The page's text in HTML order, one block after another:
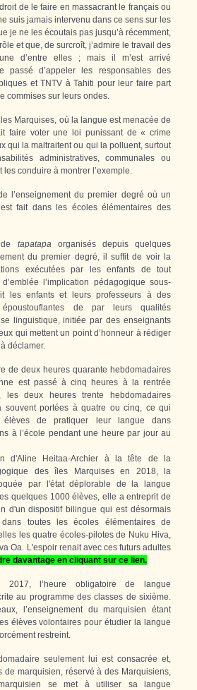
de le faire en massacrant le français ou
suis jamais intervenu dans ce sens sur les
je ne les écoutais pas jusqu’à récemment,
et que, de surcroît, j’admire le travail des
d’entre elles ; mais il m’est arrivé
passé d’appeler les responsables des
et TNTV à Tahiti pour leur faire part
commises sur leurs ondes.
Marquises, où la langue est menacée de
faire voter une loi punissant de « crime
qui la maltraitent ou qui la polluent, surtout
administratives, communales ou
conduire à montrer l’exemple.
l’enseignement du premier degré où un
fait dans les écoles élémentaires des
tapatapaorganisés depuis quelques
du premier degré, il suffit de voir la
exécutées par les enfants de tout
l’implication pédagogique sous-
les enfants et leurs professeurs à des
époustouflantes de par leurs qualités
linguistique, initiée par des enseignants
qui mettent un point d’honneur à rédiger
déclamer.
de deux heures quarante hebdomadaires
est passé à cinq heures à la rentrée
les deux heures trente hebdomadaires
souvent portées à quatre ou cinq, ce qui
de pratiquer leur langue dans
à l’école pendant une heure par jour au
d'Aline Heitaa-Archier à la tête de la
des îles Marquises en 2018, la
par l'état déplorable de la langue
quelques 1000 élèves, elle a entreprit de
d'un dispositif bilingue qui est désormais
toutes les écoles élémentaires de
les quatre écoles-pilotes de Nuku Hiva,
Oa. L'espoir renait avec ces futurs adultes
davantage en cliquant sur ce lien.
2017, l’heure obligatoire de langue
au programme des classes de sixième.
l’enseignement du marquisien étant
élèves volontaires pour étudier la langue
restreint.
seulement lui est consacrée et,
de marquisien, réservé à des Marquisiens,
se met à utiliser sa langue